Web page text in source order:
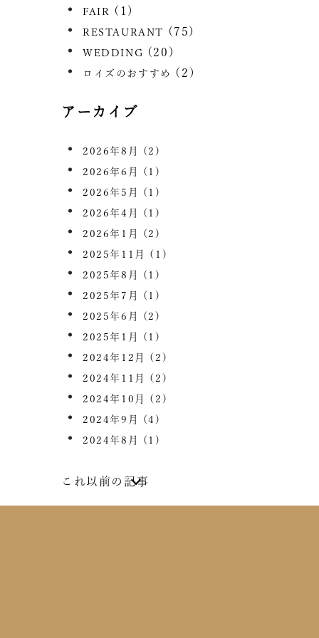
FAIR (1)
RESTAURANT (75)
WEDDING (20)
ロイズのおすすめ (2)
アーカイブ
2026年8月 (2)
2026年6月 (1)
2026年5月 (1)
2026年4月 (1)
2026年1月 (2)
2025年11月 (1)
2025年8月 (1)
2025年7月 (1)
2025年6月 (2)
2025年1月 (1)
2024年12月 (2)
2024年11月 (2)
2024年10月 (2)
2024年9月 (4)
2024年8月 (1)
これ以前の記事